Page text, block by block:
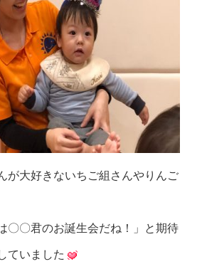
が大好きないちご組さんやりんご
〇〇君のお誕生会だね！」と期待
ていました